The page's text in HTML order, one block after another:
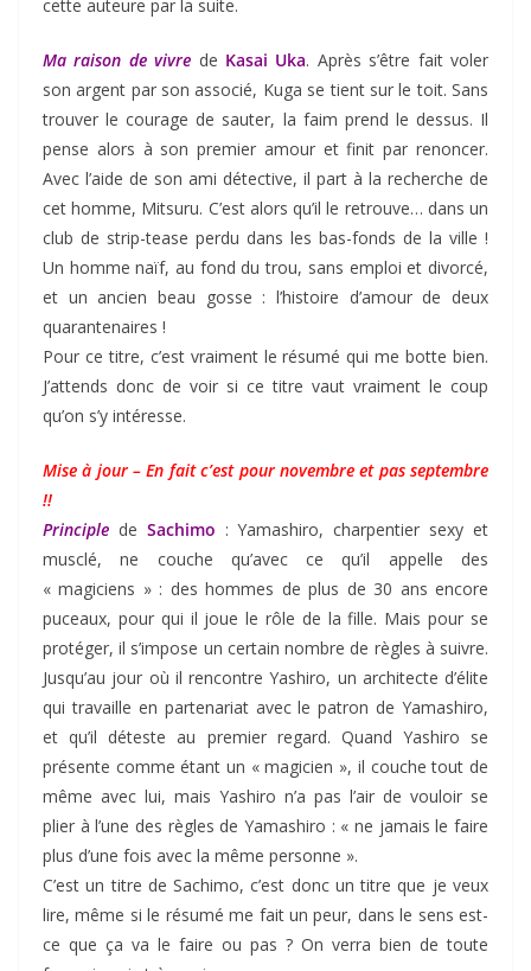
cette auteure par la suite.
Ma raison de vivre de Kasai Uka. Après s’être fait voler
son argent par son associé, Kuga se tient sur le toit. Sans
trouver le courage de sauter, la faim prend le dessus. Il
pense alors à son premier amour et finit par renoncer.
Avec l’aide de son ami détective, il part à la recherche de
cet homme, Mitsuru. C’est alors qu’il le retrouve… dans un
club de strip-tease perdu dans les bas-fonds de la ville !
Un homme naïf, au fond du trou, sans emploi et divorcé,
et un ancien beau gosse : l’histoire d’amour de deux
quarantenaires !
Pour ce titre, c’est vraiment le résumé qui me botte bien.
J’attends donc de voir si ce titre vaut vraiment le coup
qu’on s’y intéresse.
Mise à jour – En fait c’est pour novembre et pas septembre
!!
Principle de Sachimo : Yamashiro, charpentier sexy et
musclé, ne couche qu’avec ce qu’il appelle des
« magiciens » : des hommes de plus de 30 ans encore
puceaux, pour qui il joue le rôle de la fille. Mais pour se
protéger, il s’impose un certain nombre de règles à suivre.
Jusqu’au jour où il rencontre Yashiro, un architecte d’élite
qui travaille en partenariat avec le patron de Yamashiro,
et qu’il déteste au premier regard. Quand Yashiro se
présente comme étant un « magicien », il couche tout de
même avec lui, mais Yashiro n’a pas l’air de vouloir se
plier à l’une des règles de Yamashiro : « ne jamais le faire
plus d’une fois avec la même personne ».
C’est un titre de Sachimo, c’est donc un titre que je veux
lire, même si le résumé me fait un peur, dans le sens est-
ce que ça va le faire ou pas ? On verra bien de toute